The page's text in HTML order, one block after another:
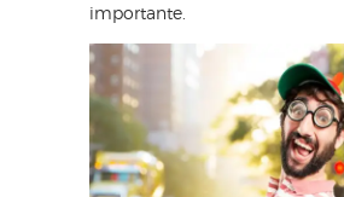
importante.